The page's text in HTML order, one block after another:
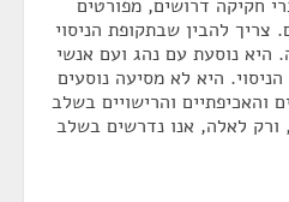
חקיקה דרושים, מפורטים
צריך להבין שבתקופת הניסוי
היא נוסעת עם נהג ועם אנשי
היא לא מסיעה נוסעים
והאכיפתיים והרישויים בשלב
ורק לאלה, אנו נדרשים בשלב